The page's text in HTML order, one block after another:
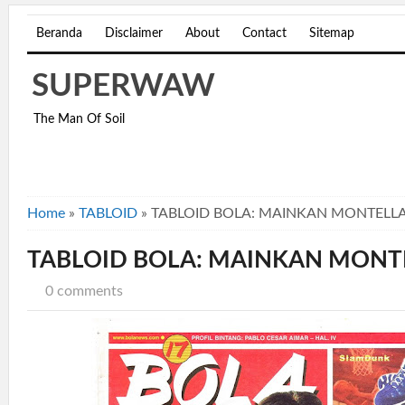
Beranda Disclaimer About Contact Sitemap
SUPERWAW
The Man Of Soil
Home » TABLOID » TABLOID BOLA: MAINKAN
TABLOID BOLA: MAINKAN
0 comments